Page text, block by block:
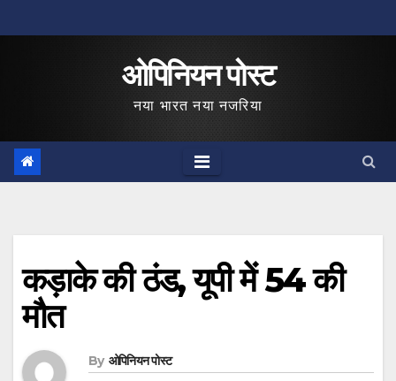
to
ओपिनियन पोस्ट
नया भारत नया नजरिया
कड़ाके की ठंड, यूपी में 54 की
मौत
By ओपिनियन पोस्ट